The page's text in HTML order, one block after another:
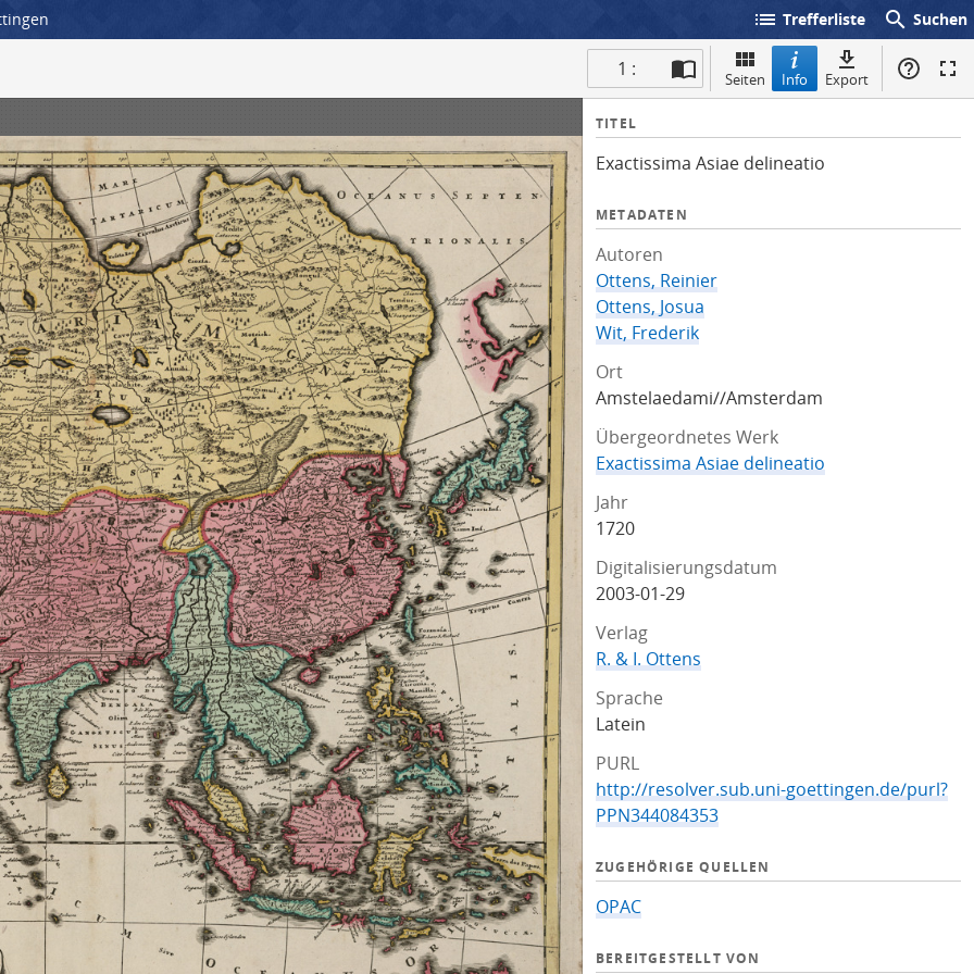
list Trefferliste search Suchen
1 : Seiten Info Export
I
f
TITEL
Exactissima Asiae delineatio
METADATEN
Autoren
Ottens, Reinier
Ottens, Josua
Wit, Frederik
Ort
Amstelaedami//Amsterdam
Übergeordnetes Werk
Exactissima Asiae delineatio
Jahr
1720
Digitalisierungsdatum
2003-01-29
Verlag
R. & I. Ottens
Sprache
Latein
PURL
http://resolver.sub.uni-goettingen.de/purl?
PPN344084353
ZUGEHÖRIGE QUELLEN
OPAC
BEREITGESTELLT VON